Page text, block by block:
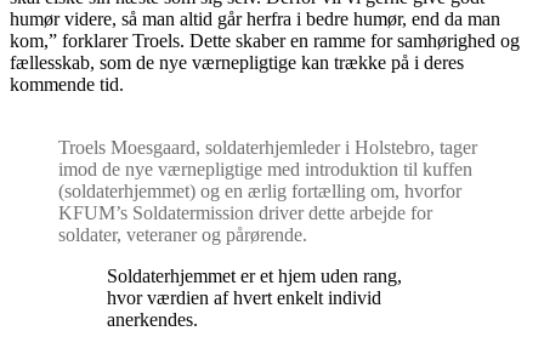
humør videre, så man altid går herfra i bedre humør, end da man
kom,” forklarer Troels. Dette skaber en ramme for samhørighed og
fællesskab, som de nye værnepligtige kan trække på i deres
kommende tid.
Troels Moesgaard, soldaterhjemleder i Holstebro, tager
imod de nye værnepligtige med introduktion til kuffen
(soldaterhjemmet) og en ærlig fortælling om, hvorfor
KFUM’s Soldatermission driver dette arbejde for
soldater, veteraner og pårørende.
Soldaterhjemmet er et hjem uden rang,
hvor værdien af hvert enkelt individ
anerkendes.